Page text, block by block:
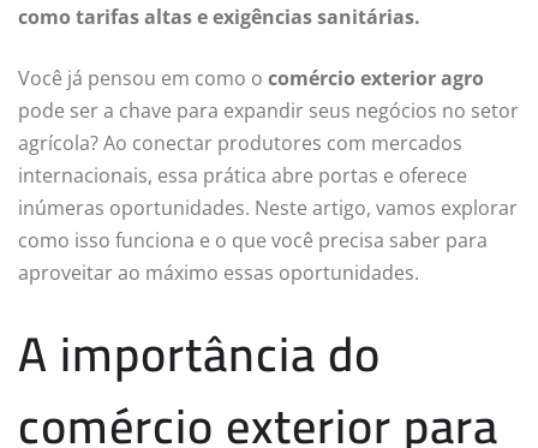
como tarifas altas e exigências sanitárias.
Você já pensou em como o comércio exterior agro
pode ser a chave para expandir seus negócios no setor
agrícola? Ao conectar produtores com mercados
internacionais, essa prática abre portas e oferece
inúmeras oportunidades. Neste artigo, vamos explorar
como isso funciona e o que você precisa saber para
aproveitar ao máximo essas oportunidades.
A importância do
comércio exterior para